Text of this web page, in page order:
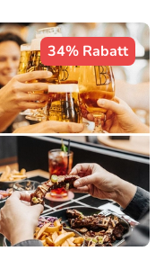
34% Rabatt